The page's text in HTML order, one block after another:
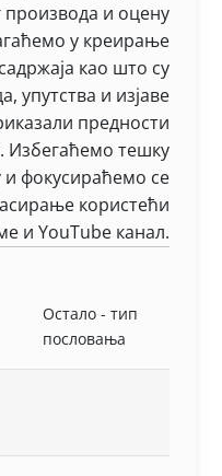
производа и оцену
у креирање
као што су
упутства и изјаве
предности
Избегаћемо тешку
фокусираћемо се
користећи
и YouTube канал.
Остало - тип
пословања